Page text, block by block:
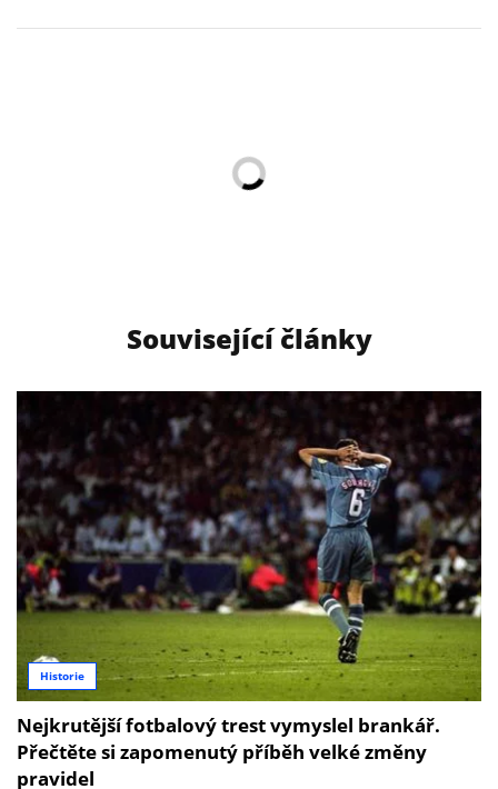
Související články
Historie
Nejkrutější fotbalový trest vymyslel brankář.
Přečtěte si zapomenutý příběh velké změny
pravidel